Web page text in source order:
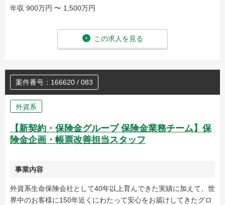
年収 900万円 〜 1,500万円
この求人を見る
案件番号：166620 / 083
外資系
【新契約・保険金グループ 保険金業務チーム】保
険金企画・帳票改善担当スタッフ
事業内容
外資系生命保険会社として40年以上育んできた実績に加えて、世
界中のお客様に150年近くにわたって安心をお届けしてきたグロ